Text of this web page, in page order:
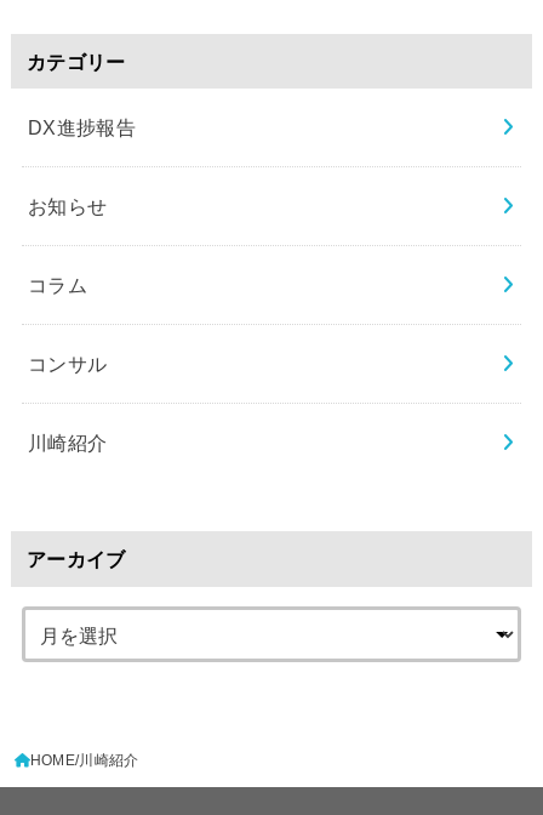
カテゴリー
DX進捗報告
お知らせ
コラム
コンサル
川崎紹介
アーカイブ
HOME 川崎紹介